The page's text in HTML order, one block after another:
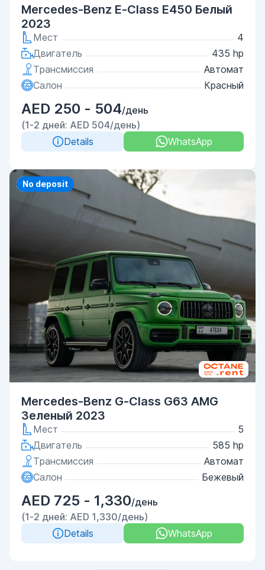
Mercedes-Benz E-Class E450 Белый
2023
Мест
4
Двигатель
435 hp
Трансмиссия
Автомат
Салон
Красный
AED 250 - 504/день
(1-2 дней: AED 504/день)
Details
WhatsApp
Priority
No deposit
Mercedes-Benz G-Class G63 AMG
Зеленый 2023
Мест
5
Двигатель
585 hp
Трансмиссия
Автомат
Салон
Бежевый
AED 725 - 1,330/день
(1-2 дней: AED 1,330/день)
Details
WhatsApp